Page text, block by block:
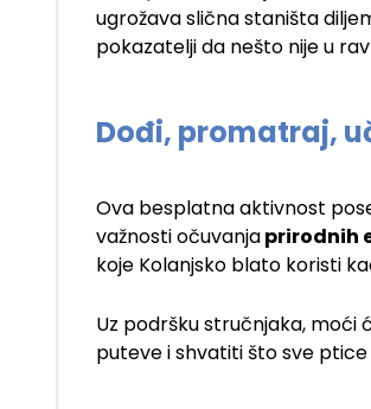
ugrožava slična staništa
pokazatelji da nešto nije u
Dođi, promatraj,
Ova besplatna aktivnost
važnosti očuvanjaprirodnih
koje Kolanjsko blato koristi
Uz podršku stručnjaka,
puteve i shvatiti što sve